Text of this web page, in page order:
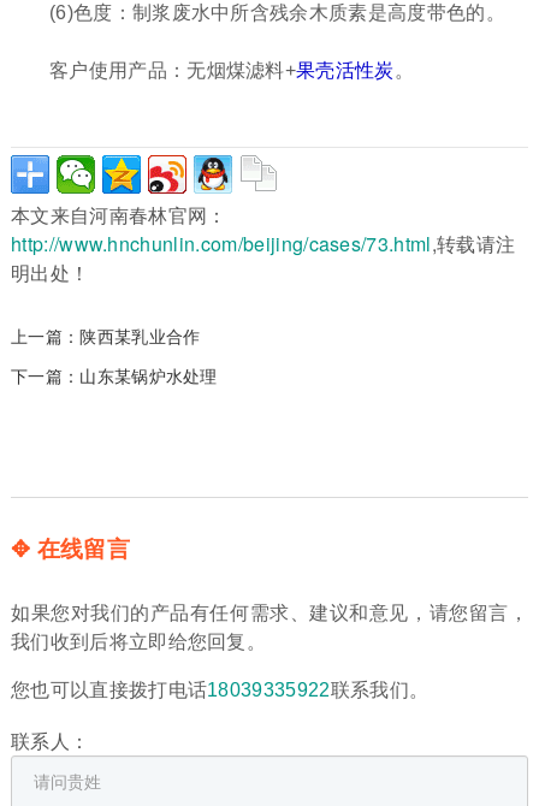
(6)色度：制浆废水中所含残余木质素是高度带色的。
客户使用产品：无烟煤滤料+果壳活性炭 。
本文来自河南春林官网：
http://www.hnchunlin.com/beijing/cases/73.html,转载请注
明出处！
上一篇：陕西某乳业合作
下一篇： 山东某锅炉水处理
✥ 在线留言
如果您对我们的产品有任何需求、建议和意见，请您留言，
我们收到后将立即给您回复。
您也可以直接拨打电话18039335922联系我们。
联系人：